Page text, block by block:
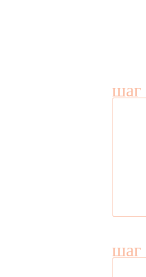
шаг
шаг